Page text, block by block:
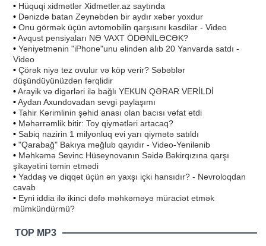
• Hüquqi xidmətlər Xidmetler.az saytında
• Dənizdə batan Zeynəbdən bir aydır xəbər yoxdur
• Onu görmək üçün avtomobilin qarşısını kəsdilər - Video
•Avqust pensiyaları NƏ VAXT ÖDƏNİLƏCƏK?
• Yeniyetmənin "iPhone"unu əlindən alıb 20 Yanvarda satdı -
Video
• Çörək niyə tez ovulur və köp verir? Səbəblər
düşündüyünüzdən fərqlidir
•Arayik və digərləri ilə bağlı YEKUN QƏRAR VERİLDİ
•Aydan Axundovadan sevgi paylaşımı
• Tahir Kərimlinin şəhid anası olan bacısı vəfat etdi
• Məhərrəmlik bitir: Toy qiymətləri artacaq?
• Sabiq nazirin 1 milyonluq evi yarı qiymətə satıldı
• "Qarabağ" Bakıya məğlub qayıdır - Video-Yenilənib
• Məhkəmə Sevinc Hüseynovanın Səidə Bəkirqızına qarşı
şikayətini təmin etmədi
• Yaddaş və diqqət üçün ən yaxşı içki hansıdır? - Nevroloqdan
cavab
• Eyni iddia ilə ikinci dəfə məhkəməyə müraciət etmək
mümkündürmü?
TOP MP3